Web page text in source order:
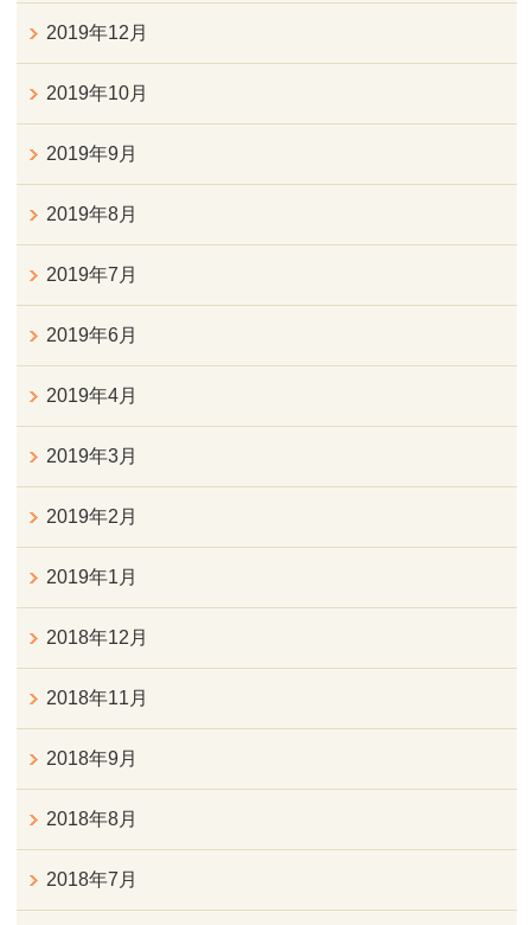
2019年12月
2019年10月
2019年9月
2019年8月
2019年7月
2019年6月
2019年4月
2019年3月
2019年2月
2019年1月
2018年12月
2018年11月
2018年9月
2018年8月
2018年7月